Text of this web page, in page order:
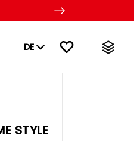
DE
STYLE